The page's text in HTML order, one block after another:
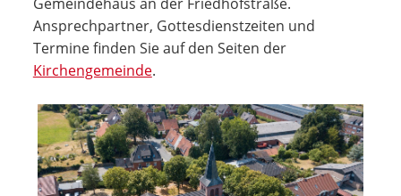
Ansprechpartner, Gottesdienstzeiten und
Termine finden Sie auf den Seiten der
Kirchengemeinde.